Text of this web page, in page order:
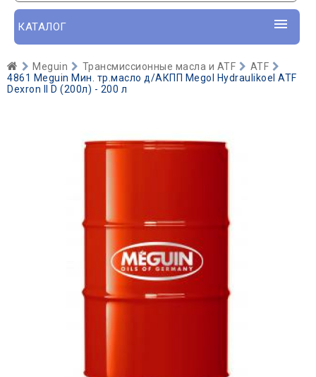
КАТАЛОГ
Meguin Трансмиссионные масла и ATF
ATF
4861 Meguin Мин. тр.масло д/АКПП Megol Hydraulikoel ATF
Dexron II D (200л) - 200 л